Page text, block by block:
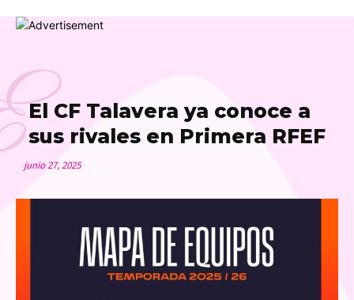
El CF Talavera ya conoce a
sus rivales en Primera RFEF
junio 27, 2025